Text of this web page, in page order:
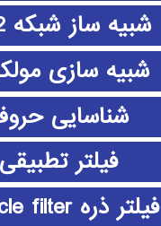
شبیه ساز شبکه NS2
شبیه سازی
شناسایی
فیلتر تطبیقی
فیلتر ذره particle filter